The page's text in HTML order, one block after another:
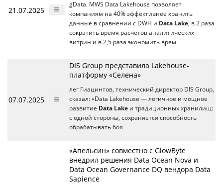
21.07.2025
gData. MWS Data Lakehouse позволяет
компаниям на 40% эффективнее хранить
данные в сравнении с DWH и Data Lake, в 2 раза
сократить время расчетов аналитических
витрин и в 2,5 раза экономить врем
07.07.2025
DIS Group представила Lakehouse-
платформу «Селена»
лег Гиацинтов, технический директор DIS Group,
сказал: «Data Lakehouse — логичное и мощное
развитие Data Lake и традиционных хранилищ:
с одной стороны, сохраняется способность
обрабатывать бол
«Апельсин» совместно с GlowByte
внедрил решения Data Ocean Nova и
Data Ocean Governance DQ вендора Data
Sapience